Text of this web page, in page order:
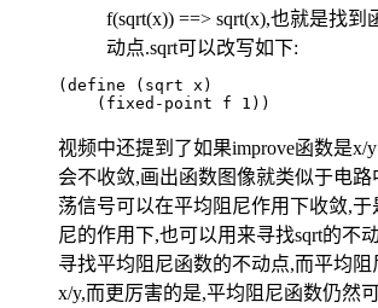
f(sqrt(x)) ==> sqrt(x),也就是找到
动点.sqrt可以改写如下:
(define ( sqrt x)
    (fixed-point f
1 ))
视频中还提到了如果improve函数是x/
会不收敛,画出函数图像就类似于电
荡信号可以在平均阻尼作用下收敛,于
尼的作用下,也可以用来寻找sqrt的不
寻找平均阻尼函数的不动点,而平均阻
x/y,而更厉害的是,平均阻尼函数仍然